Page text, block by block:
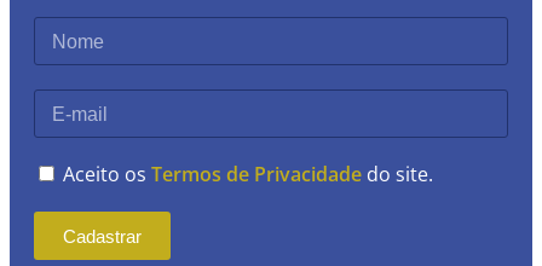
Aceito os Termos de Privacidade do site.
Cadastrar